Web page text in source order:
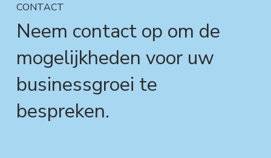
CONTACT
Neem contact op om de
mogelijkheden voor uw
businessgroei te
bespreken.